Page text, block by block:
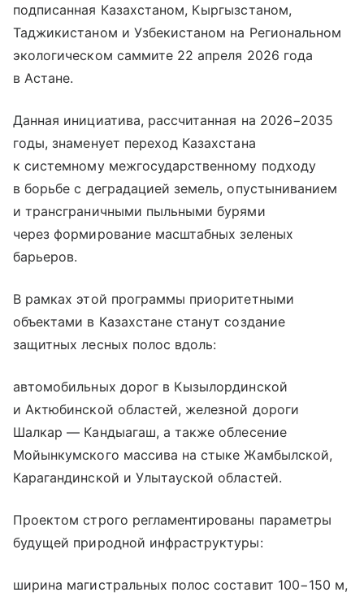
подписанная Казахстаном, Кыргызстаном,
Таджикистаном и Узбекистаном на Региональном
экологическом саммите 22 апреля 2026 года
в Астане.
Данная инициатива, рассчитанная на 2026−2035
годы, знаменует переход Казахстана
к системному межгосударственному подходу
в борьбе с деградацией земель, опустыниванием
и трансграничными пыльными бурями
через формирование масштабных зеленых
барьеров.
В рамках этой программы приоритетными
объектами в Казахстане станут создание
защитных лесных полос вдоль:
автомобильных дорог в Кызылординской
и Актюбинской областей, железной дороги
Шалкар — Кандыагаш, а также облесение
Мойынкумского массива на стыке Жамбылской,
Карагандинской и Улытауской областей.
Проектом строго регламентированы параметры
будущей природной инфраструктуры:
ширина магистральных полос составит 100−150 м,